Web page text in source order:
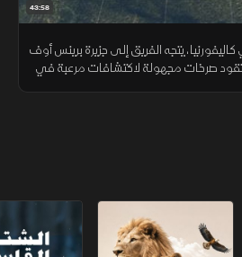
43:58
يتجه الفريق إلى جزيرة برينس أوف
تقود صرخات مجهولة لاكتشافات مرعبة في
عجائب الحياة البرية